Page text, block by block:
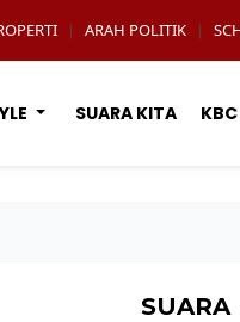
| ARAH POLITIK |
SUARA KITA
SUARA